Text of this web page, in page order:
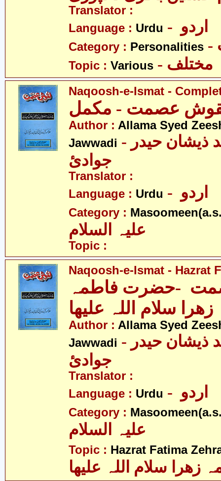
Translator :
Language : Urdu
Category : Personalities
Topic : Various - مختلف
Naqoosh-e-Ismat -
عصمت - مکمل
Author : Allama Syed
Jawwadi - علامہ سیّد ذیشان حیدر
جوادئ
Translator :
Language : Urdu
Category :
Topic :
Naqoosh-e-Ismat - Hazrat
-حضرت فاطمہ
زھرا سلام اللہ علیھا
Author : Allama Syed
Jawwadi - علامہ سیّد ذیشان حیدر
جوادئ
Translator :
Language : Urdu
Category :
Topic : Hazrat Fatima
زھرا سلام اللہ علیھا